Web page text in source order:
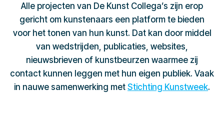
Alle projecten van De Kunst Collega’s zijn erop
gericht om kunstenaars een platform te bieden
voor het tonen van hun kunst. Dat kan door middel
van wedstrijden, publicaties, websites,
nieuwsbrieven of kunstbeurzen waarmee zij
contact kunnen leggen met hun eigen publiek. Vaak
in nauwe samenwerking met Stichting Kunstweek.